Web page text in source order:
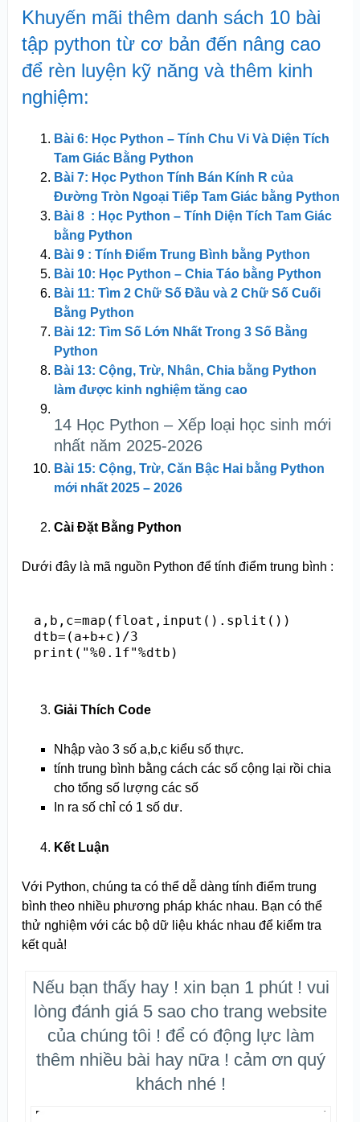
Khuyến mãi thêm danh sách 10 bài
tập python từ cơ bản đến nâng cao
để rèn luyện kỹ năng và thêm kinh
nghiệm:
Bài 6: Học Python – Tính Chu Vi Và Diện Tích
Tam Giác Bằng Python
Bài 7: Học Python Tính Bán Kính R của
Đường Tròn Ngoại Tiếp Tam Giác bằng Python
Bài 8 : Học Python – Tính Diện Tích Tam Giác
bằng Python
Bài 9 : Tính Điểm Trung Bình bằng Python
Bài 10: Học Python – Chia Táo bằng Python
Bài 11: Tìm 2 Chữ Số Đầu và 2 Chữ Số Cuối
Bằng Python
Bài 12: Tìm Số Lớn Nhất Trong 3 Số Bằng
Python
Bài 13: Cộng, Trừ, Nhân, Chia bằng Python
làm được kinh nghiệm tăng cao
14 Học Python – Xếp loại học sinh mới
nhất năm 2025-2026
Bài 15: Cộng, Trừ, Căn Bậc Hai bằng Python
mới nhất 2025 – 2026
Cài Đặt Bằng Python
Dưới đây là mã nguồn Python để tính điểm trung bình :
a,b,c=map(float,input().split())
dtb=(a+b+c)/3
Giải Thích Code
Nhập vào 3 số a,b,c kiểu số thực.
tính trung bình bằng cách các số cộng lại rồi chia
cho tổng số lượng các số
In ra số chỉ có 1 số dư.
Kết Luận
Với Python, chúng ta có thể dễ dàng tính điểm trung
bình theo nhiều phương pháp khác nhau. Bạn có thể
thử nghiệm với các bộ dữ liệu khác nhau để kiểm tra
kết quả!
Nếu bạn thấy hay ! xin bạn 1 phút ! vui
lòng đánh giá 5 sao cho trang website
của chúng tôi ! để có động lực làm
thêm nhiều bài hay nữa ! cảm ơn quý
khách nhé !